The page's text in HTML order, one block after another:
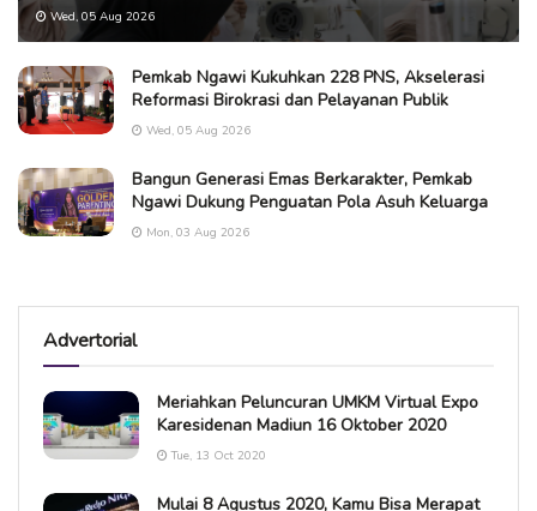
Wed, 05 Aug 2026
Pemkab Ngawi Kukuhkan 228 PNS, Akselerasi
Reformasi Birokrasi dan Pelayanan Publik
Wed, 05 Aug 2026
Bangun Generasi Emas Berkarakter, Pemkab
Ngawi Dukung Penguatan Pola Asuh Keluarga
Mon, 03 Aug 2026
Advertorial
Meriahkan Peluncuran UMKM Virtual Expo
Karesidenan Madiun 16 Oktober 2020
Tue, 13 Oct 2020
Mulai 8 Agustus 2020, Kamu Bisa Merapat